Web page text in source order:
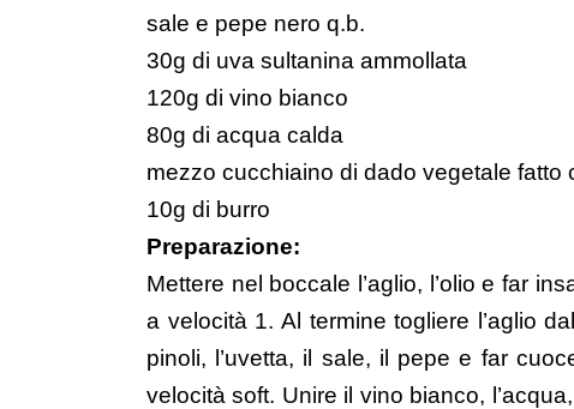
sale e pepe nero q.b.
30g di uva sultanina ammollata
120g di vino bianco
80g di acqua calda
mezzo cucchiaino di dado vegetale fatto
10g di burro
Preparazione:
Mettere nel boccale l’aglio, l’olio e far
a velocità 1. Al termine togliere l’aglio
pinoli, l’uvetta, il sale, il pepe e far
velocità soft. Unire il vino bianco,